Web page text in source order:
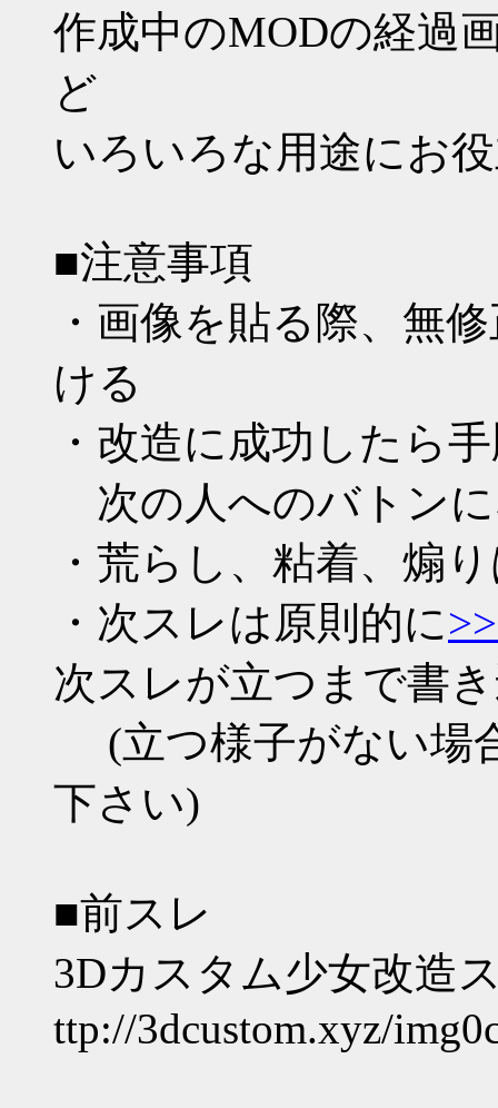
作成中のMODの経過
ど
いろいろな用途にお
■注意事項
・画像を貼る際、無
ける
・改造に成功したら
次の人へのバトン
・荒らし、粘着、煽
・次スレは原則的に
次スレが立つまで書
(立つ様子がない場
下さい)
■前スレ
3Dカスタム少女改造
ttp://3dcustom.xyz/